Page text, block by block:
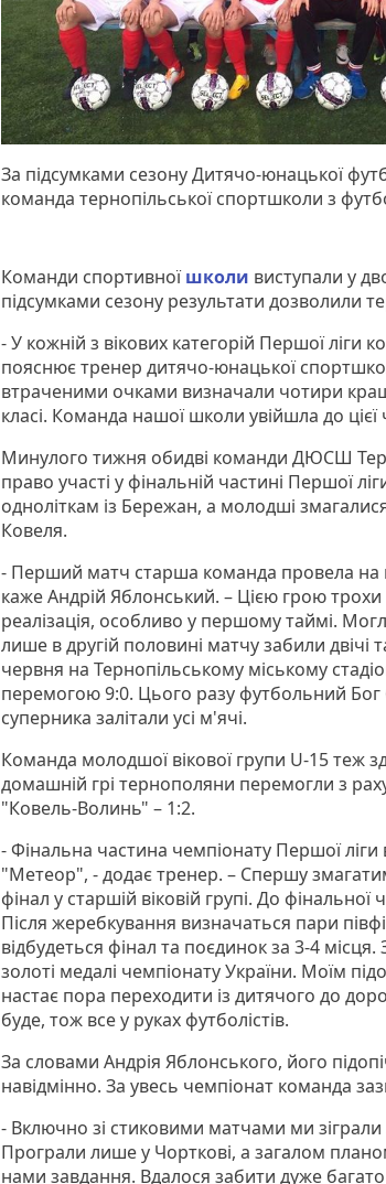
За підсумками сезону Дитячо-юнацької
команда тернопільської спортшколи з
Команди спортивноїшколи виступали у
підсумками сезону результати дозволили
- У кожній з вікових категорій Першої ліги
пояснює тренер дитячо-юнацької
втраченими очками визначали чотири
класі. Команда нашої школи увійшла до
Минулого тижня обидві команди ДЮСШ
право участі у фінальній частині Першої
одноліткам із Бережан, а молодші
Ковеля.
- Перший матч старша команда провела на
каже Андрій Яблонський. – Цією грою
реалізація, особливо у першому таймі.
лише в другій половині матчу забили двічі
червня на Тернопільському міському
перемогою 9:0. Цього разу футбольний Бог
суперника залітали усі м'ячі.
Команда молодшої вікової групи U-15 теж
домашній грі тернополяни перемогли з
"Ковель-Волинь" – 1:2.
- Фінальна частина чемпіонату Першої ліги
"Метеор", - додає тренер. – Спершу
фінал у старшій віковій групі. До
Після жеребкування визначаться пари
відбудеться фінал та поєдинок за 3-4
золоті медалі чемпіонату України. Моїм
настає пора переходити із дитячого до
буде, тож все у руках футболістів.
За словами Андрія Яблонського, його
навідмінно. За увесь чемпіонат команда
- Включно зі стиковими матчами ми
Програли лише у Чорткові, а загалом
нами завдання. Вдалося забити дуже